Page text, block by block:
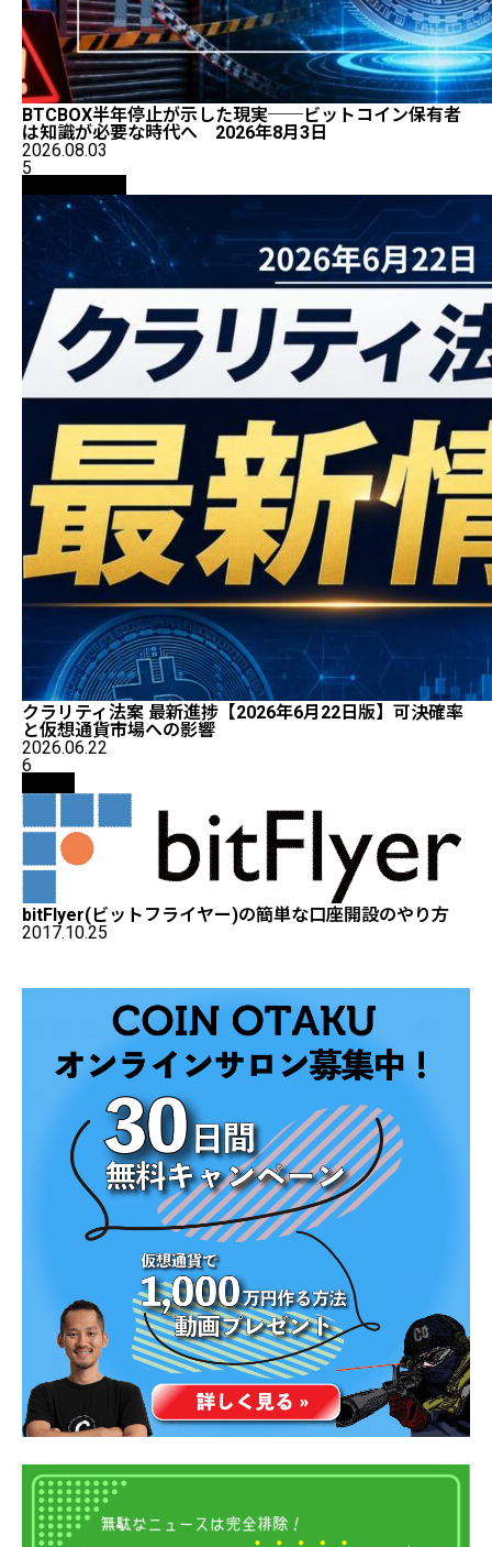
BTCBOX半年停止が示した現実──ビットコイン保有者
は知識が必要な時代へ 2026年8月3日
2026.08.03
5
クラリティ法案 最新進捗【2026年6月22日版】可決確率
と仮想通貨市場への影響
2026.06.22
6
bitFlyer(ビットフライヤー)の簡単な口座開設のやり方
2017.10.25